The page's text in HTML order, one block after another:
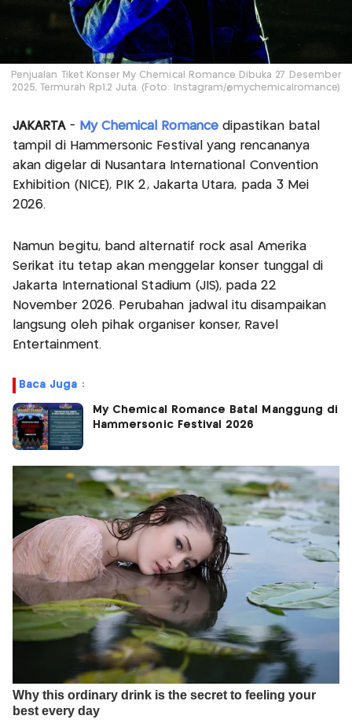
Penjualan Tiket Konser My Chemical Romance Dibuka 27 Desember
2025, Termurah Rp1,2 Juta. (Foto: Instagram/@mychemicalromance)
JAKARTA- My Chemical Romancedipastikan batal
tampil di Hammersonic Festival yang rencananya
akan digelar di Nusantara International Convention
Exhibition (NICE), PIK 2, Jakarta Utara, pada 3 Mei
2026.
Namun begitu, band alternatif rock asal Amerika
Serikat itu tetap akan menggelar konser tunggal di
Jakarta International Stadium (JIS), pada 22
November 2026. Perubahan jadwal itu disampaikan
langsung oleh pihak organiser konser, Ravel
Entertainment.
Baca Juga :
My Chemical Romance Batal Manggung di
Hammersonic Festival 2026